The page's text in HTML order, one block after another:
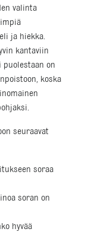
valinta
ja hiekka.
kantaviin
on
koska
seuraavat
soraa
soran on
hyvää